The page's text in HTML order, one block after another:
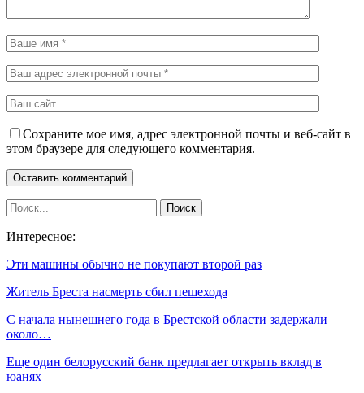
Сохраните мое имя, адрес электронной почты и веб-сайт в
этом браузере для следующего комментария.
Интересное:
Эти машины обычно не покупают второй раз
Житель Бреста насмерть сбил пешехода
С начала нынешнего года в Брестской области задержали
около…
Еще один белорусский банк предлагает открыть вклад в
юанях